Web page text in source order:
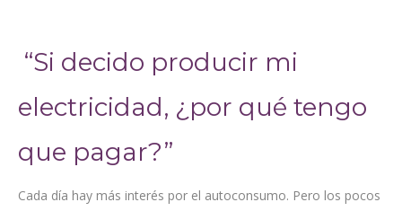
“Si decido producir mi
electricidad, ¿por qué tengo
que pagar?”
Cada día hay más interés por el autoconsumo. Pero los pocos